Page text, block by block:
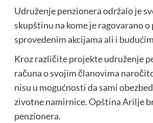
Udruženje penzionera održalo je
skupštinu na kome je ragovarano
sprovedenim akcijama ali i
Kroz različite projekte udruženje
računa o svojim članovima
nisu u mogućnosti da sami
zivotne namirnice. Opština Arilje
penzionera.